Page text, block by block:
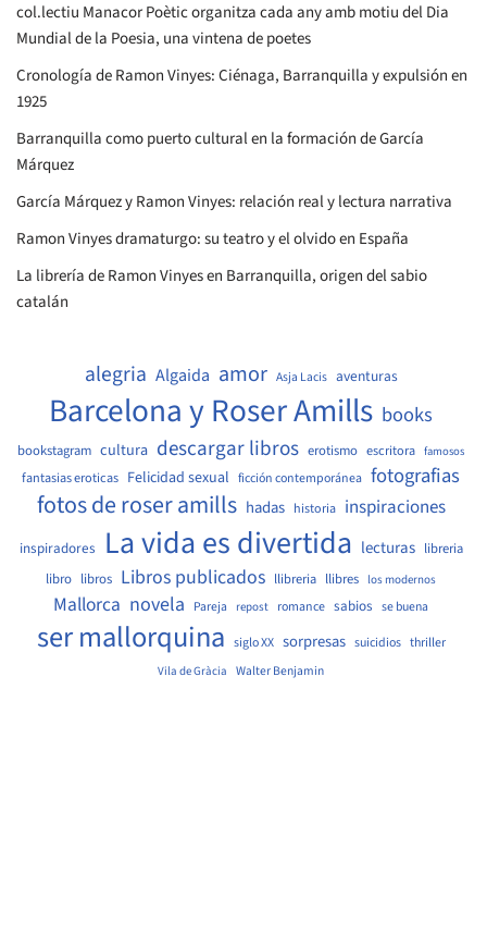
col.lectiu Manacor Poètic organitza cada any amb motiu del Dia
Mundial de la Poesia, una vintena de poetes
Cronología de Ramon Vinyes: Ciénaga, Barranquilla y expulsión en
1925
Barranquilla como puerto cultural en la formación de García
Márquez
García Márquez y Ramon Vinyes: relación real y lectura narrativa
Ramon Vinyes dramaturgo: su teatro y el olvido en España
La librería de Ramon Vinyes en Barranquilla, origen del sabio
catalán
alegria Algaida amor Asja Lacis aventuras
Barcelona y Roser Amills books
bookstagram cultura descargar libros erotismo escritora famosos
fantasias eroticas Felicidad sexual ficción contemporánea fotografias
fotos de roser amills hadas historia inspiraciones
inspiradores La vida es divertida lecturas libreria
libro libros Libros publicados llibreria llibres los modernos
Mallorca novela Pareja repost romance sabios se buena
ser mallorquina siglo XX sorpresas suicidios thriller
Vila de Gràcia Walter Benjamin